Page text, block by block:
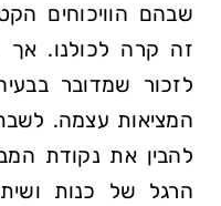
שבהם הוויכוחים
זה קרה לכולנו. אך
לזכור שמדובר
המציאות עצמה.
להבין את נקודת
הרגל של כנות